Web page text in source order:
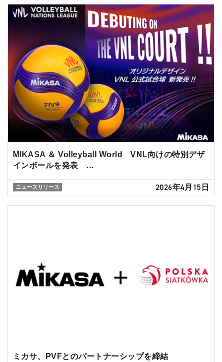
MIKASA ＆ Volleyball World VNL向けの特別デザ
インボールを発表 …
ニュースリリース 2026年4月15日
ミカサ、PVFとのパートナーシップを締結